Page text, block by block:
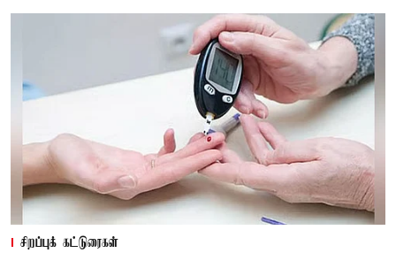
சிறப்புக் கட்டுரைகள்